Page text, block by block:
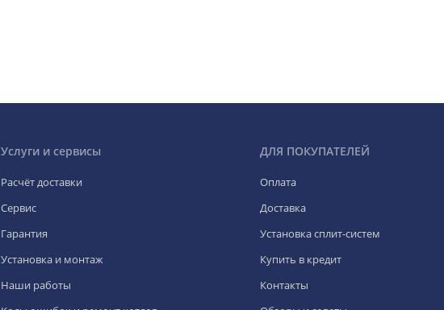
Услуги и сервисы
Расчёт доставки
Сервис
Гарантия
Установка и монтаж
Наши работы
ДЛЯ ПОКУПАТЕЛЕЙ
Оплата
Доставка
Установка сплит-систем
Купить в кредит
Контакты